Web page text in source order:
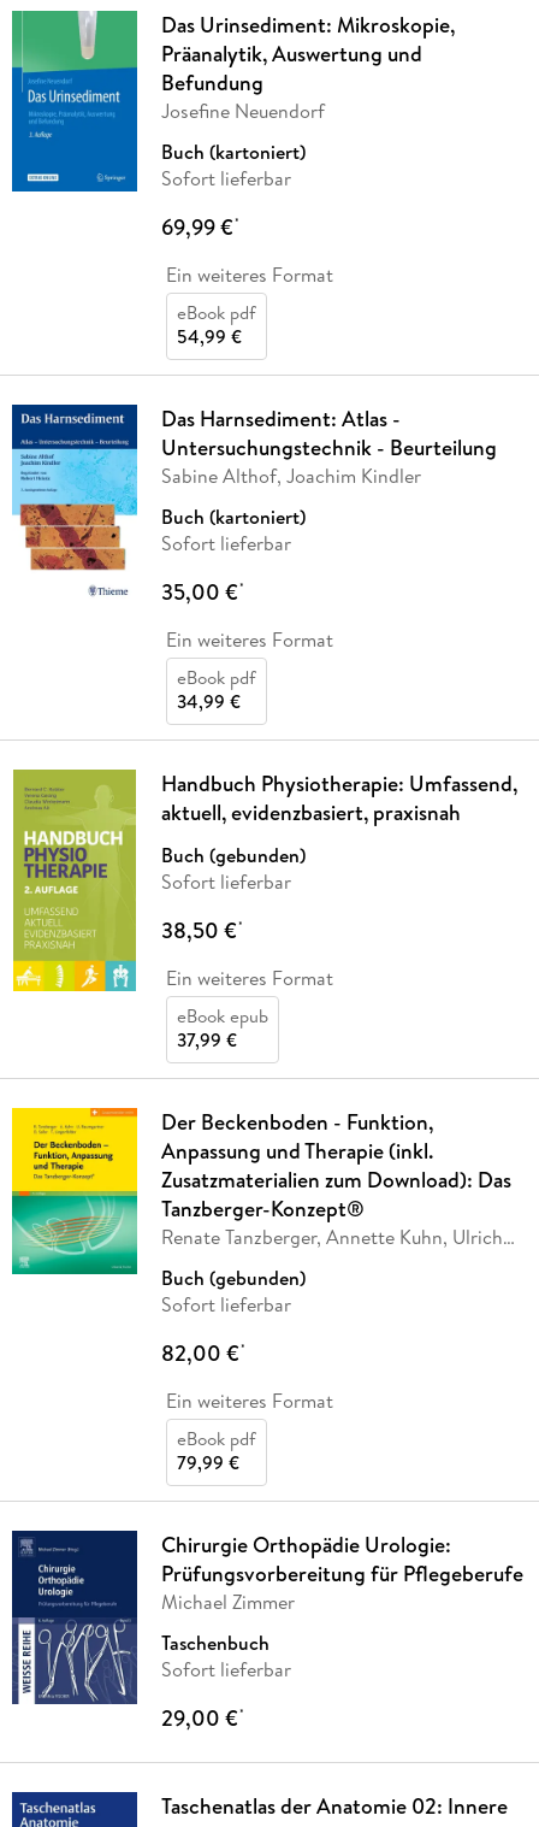
Das Urinsediment: Mikroskopie,
Präanalytik, Auswertung und
Befundung
Josefine Neuendorf
Buch (kartoniert)
Sofort lieferbar
69,99 €*
Ein weiteres Format
eBook pdf
54,99 €
Das Harnsediment: Atlas -
Untersuchungstechnik - Beurteilung
Sabine Althof, Joachim Kindler
Buch (kartoniert)
Sofort lieferbar
35,00 €*
Ein weiteres Format
eBook pdf
34,99 €
Handbuch Physiotherapie: Umfassend,
aktuell, evidenzbasiert, praxisnah
Buch (gebunden)
Sofort lieferbar
38,50 €*
Ein weiteres Format
eBook epub
37,99 €
Der Beckenboden - Funktion,
Anpassung und Therapie (inkl.
Zusatzmaterialien zum Download): Das
Tanzberger-Konzept®
Renate Tanzberger, Annette Kuhn, Ulrich…
Buch (gebunden)
Sofort lieferbar
82,00 €*
Ein weiteres Format
eBook pdf
79,99 €
Chirurgie Orthopädie Urologie:
Prüfungsvorbereitung für Pflegeberufe
Michael Zimmer
Taschenbuch
Sofort lieferbar
29,00 €*
Taschenatlas der Anatomie 02: Innere